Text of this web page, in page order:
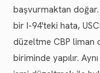
başvurmaktan
bir I-94'teki hata,
düzeltme CBP
biriminde yapılır.